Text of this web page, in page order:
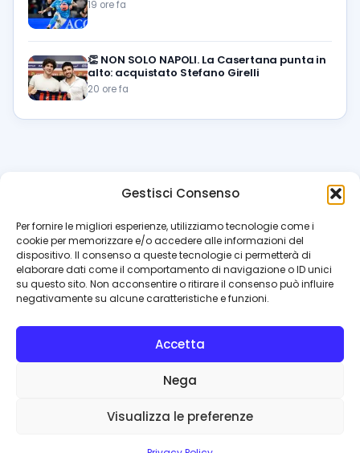
Gestisci Consenso
Per fornire le migliori esperienze, utilizziamo tecnologie come i
cookie per memorizzare e/o accedere alle informazioni del
dispositivo. Il consenso a queste tecnologie ci permetterà di
elaborare dati come il comportamento di navigazione o ID unici
su questo sito. Non acconsentire o ritirare il consenso può influire
negativamente su alcune caratteristiche e funzioni.
Accetta
Nega
Visualizza le preferenze
19 ore fa
👏 NON SOLO NAPOLI. La Casertana punta in
alto: acquistato Stefano Girelli
20 ore fa
azzurrissimo.it
Il blog di riferimento per i tifosi del Napoli. News, interviste,
pagelle e calciomercato. Testata giornalistica registrata
al Tribunale di Napoli (n. 48 dell’08/10/2012). Direttore Luca
Perillo
INFO
Contattaci